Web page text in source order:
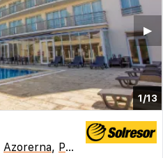
1/13
▶︎
Azorerna, Portugal